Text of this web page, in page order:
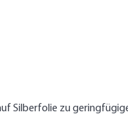
Silberfolie zu